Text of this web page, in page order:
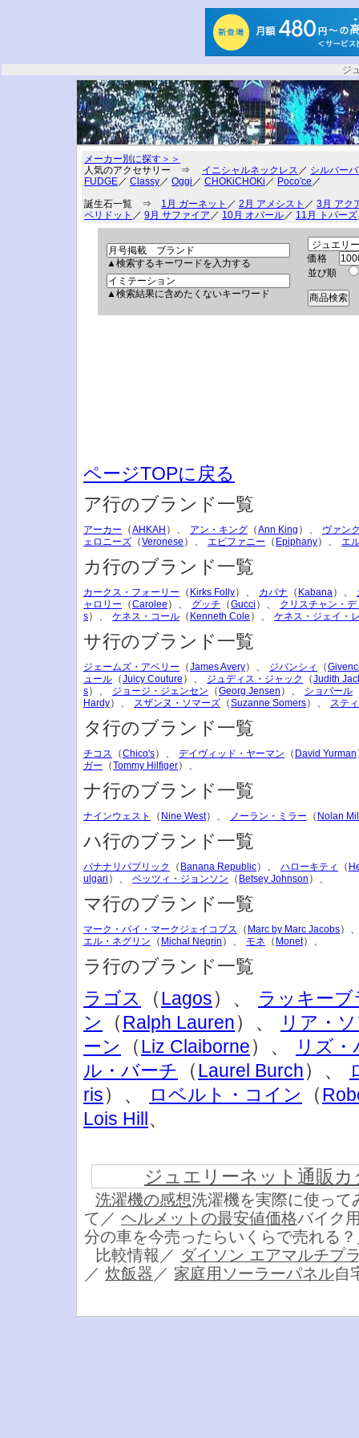
ジ
メーカー別に探す＞＞
人気のアクセサリー ⇒ イニシャルネックレス ／ シルバー
FUDGE ／ Classy ／ Oggi ／ CHOKiCHOKi ／ Poco'ce ／
誕生石一覧 ⇒ 1月 ガーネット ／ 2月 アメシスト ／ 3月 アク
ペリドット ／ 9月 サファイア ／ 10月 オパール ／ 11月 トパーズ
▲検索するキーワードを入力する
▲検索結果に含めたくないキーワード
価格
並び順
ページTOPに戻る
ア行のブランド一覧
アーカー （AHKAH ）、 アン・キング （Ann King ）、
ヴァン
ェロニーズ （Veronese ）、 エピファニー （ Epiphany）、 エ
カ行のブランド一覧
カークス・フォーリー （ Kirks Folly）、 カバナ （ Kabana ）、
ャロリー
（Carolee ）、 グッチ （Gucci ）、
クリスチャン・
s）、 ケネス・コール （ Kenneth Cole ）、 ケネス・ジェイ・
サ行のブランド一覧
ジェームズ・アベリー （James Avery）、 ジバンシィ （
ュール （Juicy Couture ）、 ジュディス・ジャック （Judith
s）、 ジョージ・ジェンセン （Georg Jensen ）、 ショパール
Hardy）、 スザンヌ・ソマーズ （Suzanne Somers）、 ステ
タ行のブランド一覧
チコス （Chico's）、 デイヴィッド・ヤーマン （ David Yurman
ガー （Tommy Hilfiger）、
ナ行のブランド一覧
ナインウェスト （ Nine West）、 ノーラン・ミラー （ Nolan
ハ行のブランド一覧
バナナリパブリック （ Banana Republic）、 ハローキティ （
ulgari ）、 ベッツィ・ジョンソン （ Betsey Johnson ）、
マ行のブランド一覧
マーク・バイ・マークジェイコブス （ Marc by Marc Jacobs）
エル・ネグリン （ Michal Negrin ）、 モネ （ Monet）、
ラ行のブランド一覧
ラゴス
（Lagos）、
ラッキー
ン
（Ralph Lauren）、
リア・
ーン
（Liz Claiborne）、
リズ
ル・バーチ
（Laurel Burch）、
ris）、 ロベルト・コイン （
Lois Hill
ジュエリーネット通販
洗濯機の感想洗濯機を実際に使っ
て／ ヘルメットの最安値価格バイク
分の車を今売ったらいくらで売れる
比較情報／ ダイソン エアマルチプ
／ 炊飯器 ／ 家庭用ソーラーパネル自